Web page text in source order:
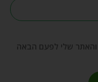
שלי לפעם הבאה